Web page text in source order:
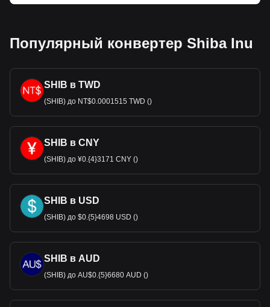
Популярный конвертер Shiba Inu
SHIB в TWD
(SHIB) до NT$0.0001515 TWD ()
SHIB в CNY
(SHIB) до ¥0.{4}3171 CNY ()
SHIB в USD
(SHIB) до $0.{5}4698 USD ()
SHIB в AUD
(SHIB) до AU$0.{5}6680 AUD ()